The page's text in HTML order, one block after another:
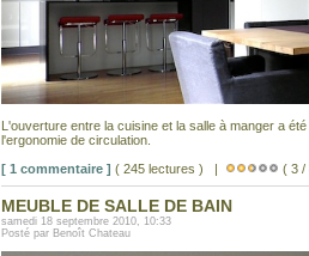
L'ouverture entre la cuisine et la salle à manger a
l'ergonomie de circulation.
[ 1 commentaire ] ( 245 lectures ) | ( 3 /
MEUBLE DE SALLE DE BAIN
samedi 18 septembre 2010, 10:33
Posté par Benoît Chateau